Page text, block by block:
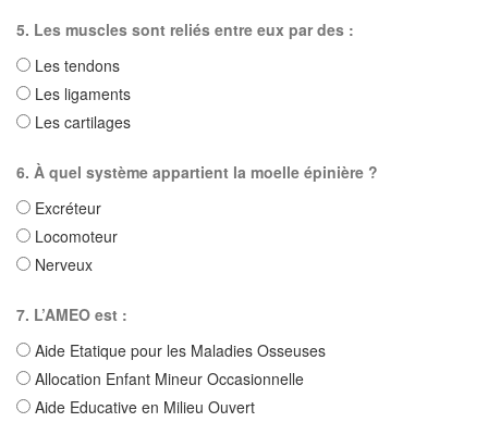
5. Les muscles sont reliés entre eux par des :
Les tendons
Les ligaments
Les cartilages
6. À quel système appartient la moelle épinière ?
Excréteur
Locomoteur
Nerveux
7. L’AMEO est :
Aide Etatique pour les Maladies Osseuses
Allocation Enfant Mineur Occasionnelle
Aide Educative en Milieu Ouvert